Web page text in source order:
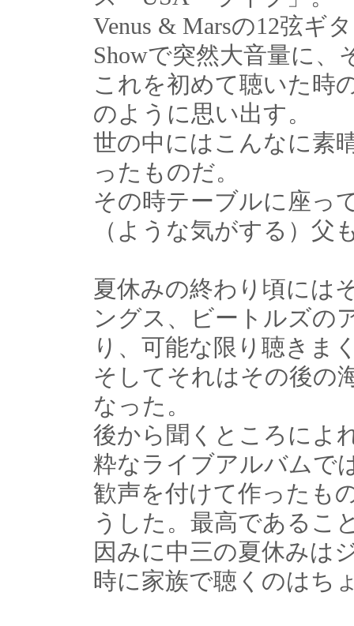
Venus & Marsの12弦ギ
Showで突然大音量に、
これを初めて聴いた時
のように思い出す。
世の中にはこんなに素
ったものだ。
その時テーブルに座っ
（ような気がする）父
夏休みの終わり頃には
ングス、ビートルズの
り、可能な限り聴きま
そしてそれはその後の
なった。
後から聞くところによ
粋なライブアルバムで
歓声を付けて作ったも
うした。最高であるこ
因みに中三の夏休みは
時に家族で聴くのはち